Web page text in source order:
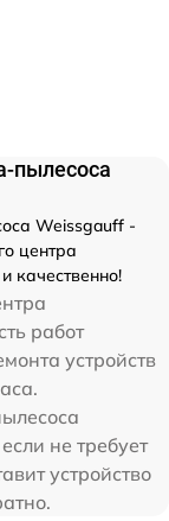
пылесоса
Weissgauff -
центра
качественно!
работ
устройств
не требует
устройство